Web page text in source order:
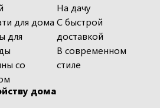
для дома
для
со
На дачу
С быстрой
доставкой
В современном
стиле
дома